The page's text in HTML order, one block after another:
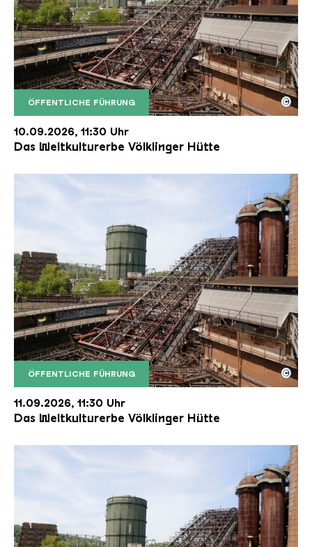
ÖFFENTLICHE FÜHRUNG
Der Erzschrägaufzug der Völklinger Hütte mit
Copyright: Weltkulturerbe Völklinger Hütte | Karl
©
10.09.2026, 11:30 Uhr
Das Weltkulturerbe Völklinger Hütte
ÖFFENTLICHE FÜHRUNG
Der Erzschrägaufzug der Völklinger Hütte mit
Copyright: Weltkulturerbe Völklinger Hütte | Karl
©
11.09.2026, 11:30 Uhr
Das Weltkulturerbe Völklinger Hütte